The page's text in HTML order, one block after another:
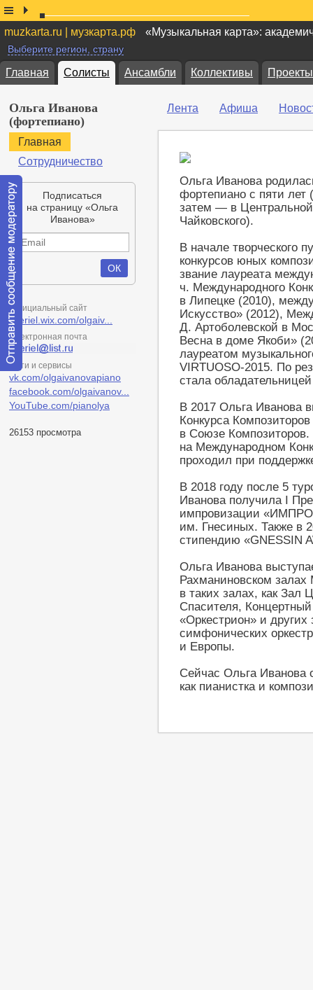
muzkarta.ru | музкарта.рф «Музыкальная карта»:
Выберите регион, страну
Главная Солисты Ансамбли Коллективы Проекты
Ольга Иванова
(фортепиано)
Главная
Сотрудничество
Подписаться
на страницу «Ольга
Иванова»
Официальный сайт
alleriel.wix.com/olgaiv...
Электронная почта
Сети и сервисы
vk.com/olgaivanovapiano
facebook.com/olgaivanov...
YouTube.com/pianolya
26153 просмотра
Лента Афиша
Ольга Иванова
фортепиано с пяти лет
затем — в
Чайковского).
В начале творческого
конкурсов юных
звание лауреата
ч. Международного
в Липецке (2010),
Искусство» (2012),
Д. Артоболевской в
Весна в доме Якоби»
лауреатом
VIRTUOSO-2015. По
стала
В 2017 Ольга Иванова
Конкурса
в Союзе
на Международном
проходил при
В 2018 году после 5
Иванова получила I
импровизации
им. Гнесиных. Также в
стипендию «GNESSIN
Ольга Иванова
Рахманиновском
в таких залах, как Зал
Спасителя,
«Оркестрион» и
симфонических
и Европы.
Сейчас Ольга Иванова
как пианистка и
Отправить
сообщение
модератору